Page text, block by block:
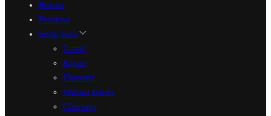
Hukum
Peristiwa
Serba Serbi
Travel
Ragam
Ekonomi
Mutiara Bnews
Olah raga